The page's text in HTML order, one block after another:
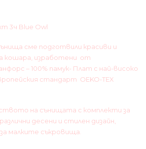
3ч Blue Owl
сме подготвили красиви и
кошара, изработени от
– 100% памук- Плат с най-високо
стандарт OEKO-TEX
на сънищата с комплекти за
десени и стилен дизайн,
малките съкровища.